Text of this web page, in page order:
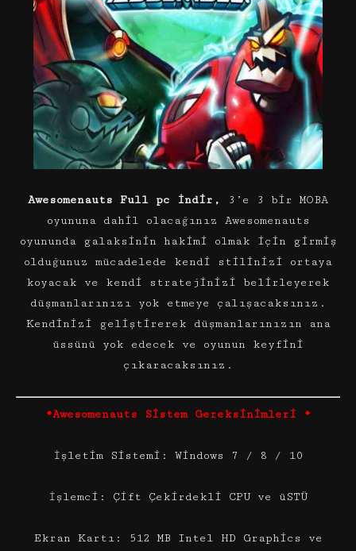
Awesomenauts Full pc İndir,
3’e 3 bir MOBA
oyununa dahil olacağınız Awesomenauts
oyununda galaksinin hakimi olmak için girmiş
olduğunuz mücadelede kendi stilinizi ortaya
koyacak ve kendi stratejinizi belirleyerek
düşmanlarınızı yok etmeye çalışacaksınız.
Kendinizi geliştirerek düşmanlarınızın ana
üssünü yok edecek ve oyunun keyfini
çıkaracaksınız.
*Awesomenauts Sistem Gereksinimleri *
İşletim Sistemi: Windows 7 / 8 / 10
İşlemci: Çift Çekirdekli CPU ve üSTÜ
Ekran Kartı: 512 MB Intel HD Graphics ve